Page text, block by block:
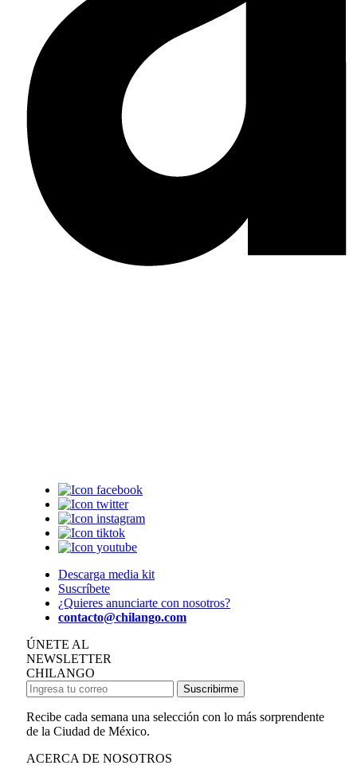
Descarga media kit
Suscríbete
¿Quieres anunciarte con nosotros?
contacto@chilango.com
ÚNETE AL
NEWSLETTER
CHILANGO
Suscribirme
Recibe cada semana una selección con lo más sorprendente
de la Ciudad de México.
ACERCA DE NOSOTROS